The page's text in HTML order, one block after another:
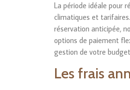
La période idéale pour
climatiques et
réservation anticipée,
options de paiement
gestion de votre
Les frais